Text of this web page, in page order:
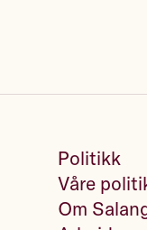
Politikk
Våre
Om